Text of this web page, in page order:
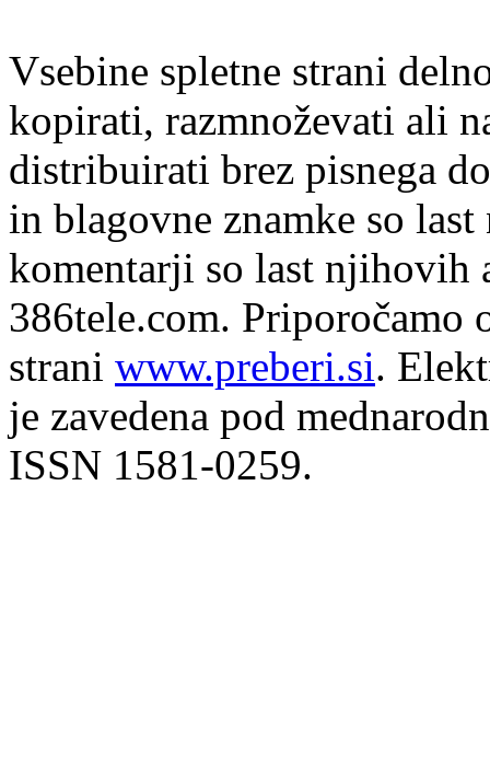
Vsebine spletne strani
kopirati, razmnoževati ali
distribuirati brez pisnega
in blagovne znamke so
komentarji so last njihovih
386tele.com. Priporočamo
strani www.preberi.si.
je zavedena pod
ISSN 1581-0259.